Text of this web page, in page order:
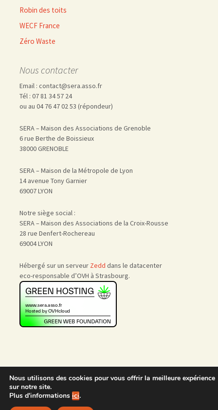
Robin des toits
WECF France
Zéro Waste
Nous contacter
Email : contact@sera.asso.fr
Tél : 07 81 34 57 24
ou au 04 76 47 02 53 (répondeur)
SERA – Maison des Associations de Grenoble
6 rue Berthe de Boissieux
38000 GRENOBLE
SERA – Maison de la Métropole de Lyon
14 avenue Tony Garnier
69007 LYON
Notre siège social :
SERA – Maison des Associations de la Croix-Rousse
28 rue Denfert-Rochereau
69004 LYON
Hébergé sur un serveur Zedd dans le datacenter
eco-responsable d’OVH à Strasbourg.
Accueil | Nous rejoindre
Admin
Nous utilisons des cookies pour vous offrir la meilleure expérience
sur notre site.
Plus d'informations ici.